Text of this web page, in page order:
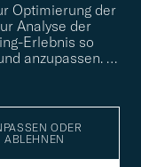
Optimierung der
Analyse der
Erlebnis so
anzupassen. …
ODER
ABLEHNEN
persönlichen Stil?
weiter!